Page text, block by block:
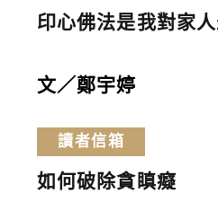
印心佛法是我對家
文／鄭宇婷
讀者信箱
如何破除貪瞋癡